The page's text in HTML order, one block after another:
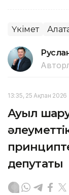
Үкімет
13:35, 25 Ақпан 2026
Ауыл
депутаты